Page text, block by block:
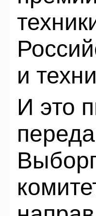
и
И это